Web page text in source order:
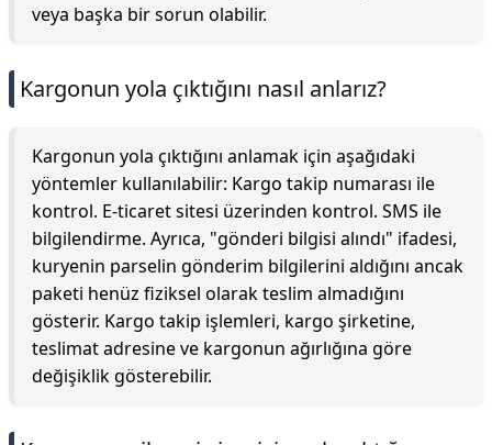
veya başka bir sorun olabilir.
Kargonun yola çıktığını nasıl anlarız?
Kargonun yola çıktığını anlamak için aşağıdaki
yöntemler kullanılabilir: Kargo takip numarası ile
kontrol. E-ticaret sitesi üzerinden kontrol. SMS ile
bilgilendirme. Ayrıca, "gönderi bilgisi alındı" ifadesi,
kuryenin parselin gönderim bilgilerini aldığını ancak
paketi henüz fiziksel olarak teslim almadığını
gösterir. Kargo takip işlemleri, kargo şirketine,
teslimat adresine ve kargonun ağırlığına göre
değişiklik gösterebilir.